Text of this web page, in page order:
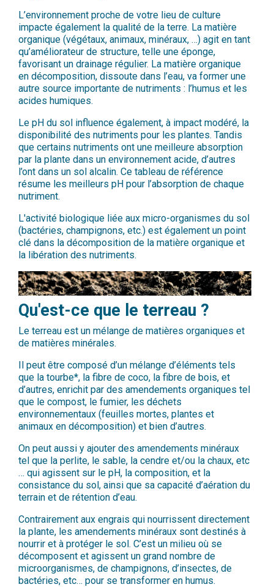
L’environnement proche de votre lieu de culture
impacte également la qualité de la terre. La matière
organique (végétaux, animaux, minéraux, …) agit en tant
qu’améliorateur de structure, telle une éponge,
favorisant un drainage régulier. La matière organique
en décomposition, dissoute dans l’eau, va former une
autre source importante de nutriments : l’humus et les
acides humiques.
Le pH du sol influence également, à impact modéré, la
disponibilité des nutriments pour les plantes. Tandis
que certains nutriments ont une meilleure absorption
par la plante dans un environnement acide, d’autres
l’ont dans un sol alcalin. Ce tableau de référence
résume les meilleurs pH pour l’absorption de chaque
nutriment.
L'activité biologique liée aux micro-organismes du sol
(bactéries, champignons, etc.) est également un point
clé dans la décomposition de la matière organique et
la libération des nutriments.
Qu'est-ce que le terreau ?
Le terreau est un mélange de matières organiques et
de matières minérales.
Il peut être composé d’un mélange d’éléments tels
que la tourbe*, la fibre de coco, la fibre de bois, et
d’autres, enrichit par des amendements organiques tel
que le compost, le fumier, les déchets
environnementaux (feuilles mortes, plantes et
animaux en décomposition) et bien d’autres.
On peut aussi y ajouter des amendements minéraux
tel que la perlite, le sable, la cendre et/ou la chaux, etc
… qui agissent sur le pH, la composition, et la
consistance du sol, ainsi que sa capacité d’aération du
terrain et de rétention d’eau.
Contrairement aux engrais qui nourrissent directement
la plante, les amendements minéraux sont destinés à
nourrir et à protéger le sol. C’est un milieu où se
décomposent et agissent un grand nombre de
microorganismes, de champignons, d’insectes, de
bactéries, etc… pour se transformer en humus.